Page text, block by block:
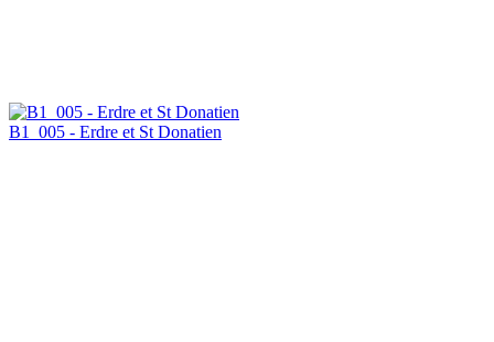
B1_005 - Erdre et St Donatien